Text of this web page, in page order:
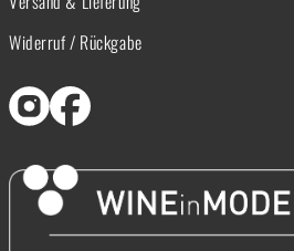
Widerruf / Rückgabe